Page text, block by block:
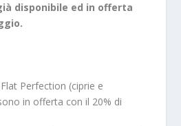
disponibile ed in offerta
Perfection (ciprie e
in offerta con il 20% di